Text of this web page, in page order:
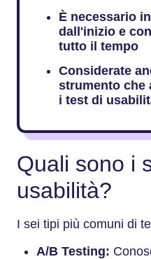
È necessario
dall'inizio e
tutto il tempo
Considerate
strumento che
i test di
Quali sono i
usabilità?
I sei tipi più comuni di
A/B Testing: